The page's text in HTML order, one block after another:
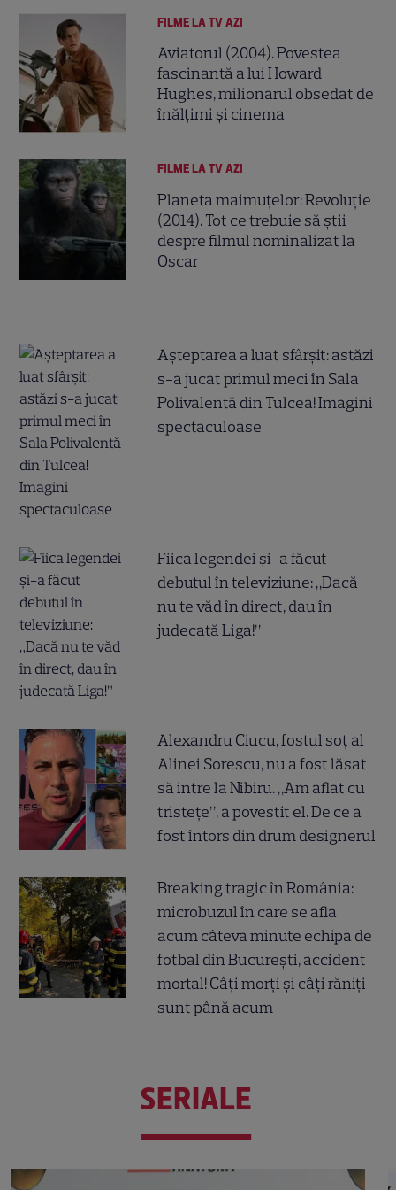
FILME LA TV AZI
Aviatorul (2004). Povestea
fascinantă a lui Howard
Hughes, milionarul obsedat de
înălțimi și cinema
FILME LA TV AZI
Planeta maimuțelor: Revoluție
(2014). Tot ce trebuie să știi
despre filmul nominalizat la
Oscar
Așteptarea a luat sfârșit: astăzi
s-a jucat primul meci în Sala
Polivalentă din Tulcea! Imagini
spectaculoase
Fiica legendei și-a făcut
debutul în televiziune: „Dacă
nu te văd în direct, dau în
judecată Liga!”
Alexandru Ciucu, fostul soț al
Alinei Sorescu, nu a fost lăsat
să intre la Nibiru. „Am aflat cu
tristețe”, a povestit el. De ce a
fost întors din drum designerul
Breaking tragic în România:
microbuzul în care se afla
acum câteva minute echipa de
fotbal din București, accident
mortal! Câți morți și câți răniți
sunt până acum
SERIALE